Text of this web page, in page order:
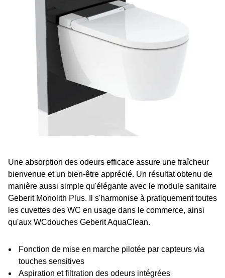
Une absorption des odeurs efficace assure une fraîcheur
bienvenue et un bien-être apprécié. Un résultat obtenu de
manière aussi simple qu'élégante avec le module sanitaire
Geberit Monolith Plus. Il s'harmonise à pratiquement toutes
les cuvettes des WC en usage dans le commerce, ainsi
qu'aux WCdouches Geberit AquaClean.
Fonction de mise en marche pilotée par capteurs via
touches sensitives
Aspiration et filtration des odeurs intégrées